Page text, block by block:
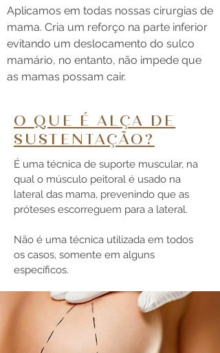
Aplicamos em todas nossas cirurgias de
mama. Cria um reforço na parte inferior
evitando um deslocamento do sulco
mamário, no entanto, não impede que
as mamas possam cair.
O QUE É ALÇA DE
SUSTENTAÇÃO?
É uma técnica de suporte muscular, na
qual o músculo peitoral é usado na
lateral das mama, prevenindo que as
próteses escorreguem para a lateral.
Não é uma técnica utilizada em todos
os casos, somente em alguns
específicos.